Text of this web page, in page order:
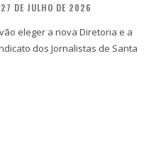
27 DE JULHO DE 2026
eleger a nova Diretoria e a
dos Jornalistas de Santa